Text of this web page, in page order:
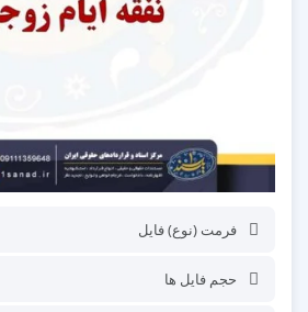
فرمت (نوع) فایل
حجم فایل ها